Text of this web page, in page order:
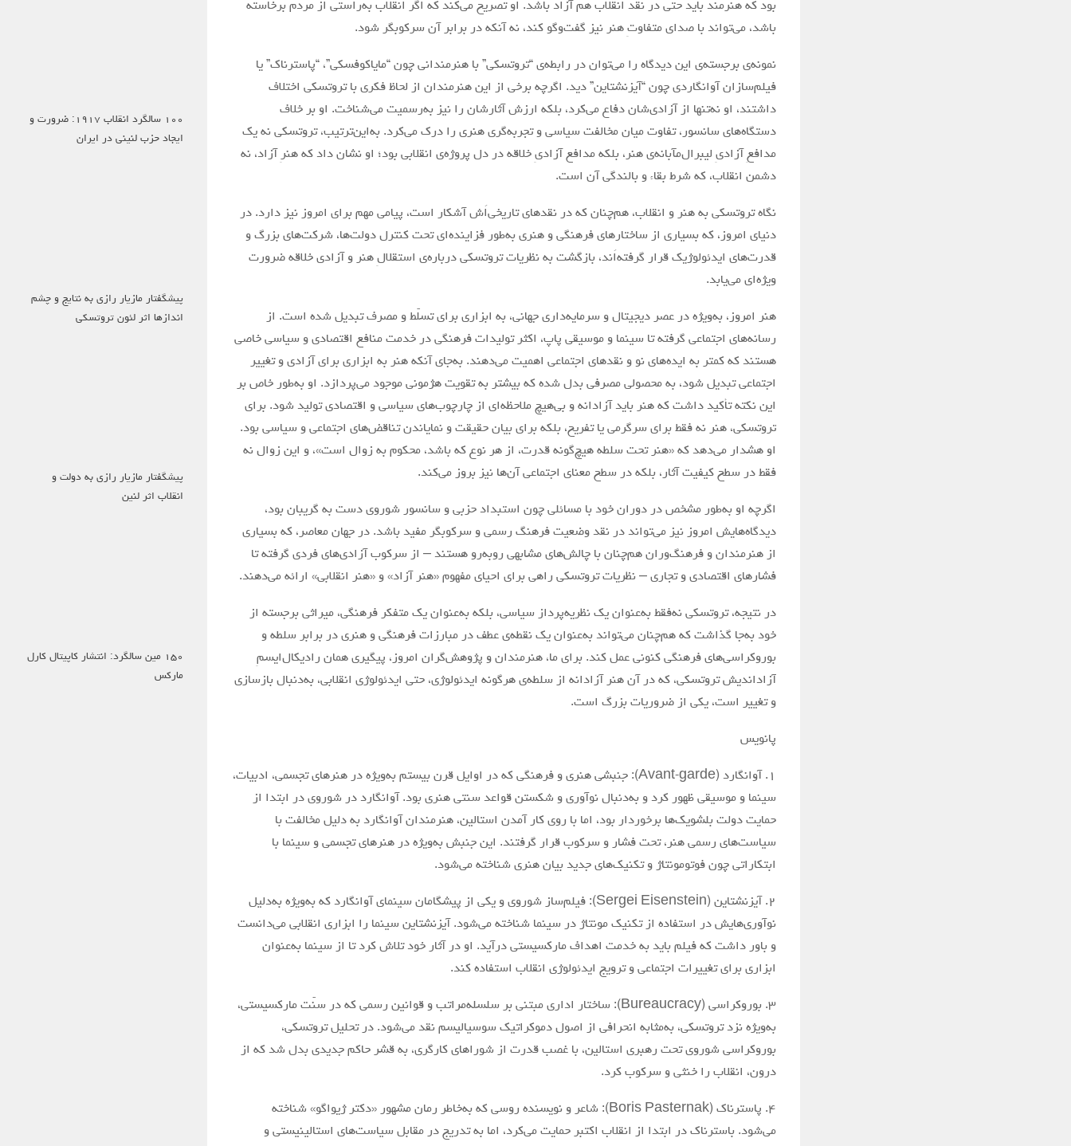
بود که هنرمند باید حتی در نقد انقلاب هم آزاد باشد. او تصریح می‌کند که اگر انقلاب به‌راستی از مردم برخاسته
باشد، می‌تواند با صدای متفاوتِ هنر نیز گفت‌وگو کند، نه آنکه در برابر آن سرکوبگر شود.
نمونه‌ی برجسته‌ی این دیدگاه را می‌توان در رابطه‌ی “تروتسکی” با هنرمندانی چون “مایاکوفسکی”، “پاسترناک” یا
فیلم‌سازان آوانگاردی چون “آیزنشتاین” دید. اگرچه برخی از این هنرمندان از لحاظ فکری با تروتسکی اختلاف
داشتند، او نه‌تنها از آزادی‌شان دفاع می‌کرد، بلکه ارزش آثارشان را نیز به‌رسمیت می‌شناخت. او بر خلاف
دستگاه‌های سانسور، تفاوت میان مخالفت سیاسی و تجربه‌گری هنری را درک می‌کرد. به‌این‌ترتیب، تروتسکی نه یک
مدافعِ آزادیِ لیبرال‌مآبانه‌ی هنر، بلکه مدافع آزادیِ خلاقه در دل پروژه‌ی انقلابی بود؛ او نشان داد که هنرِ آزاد، نه
دشمن انقلاب، که شرط بقاء و بالندگی آن است.
نگاه تروتسکی به هنر و انقلاب، هم‌چنان که در نقدهای تاریخی‌اَش آشکار است، پیامی مهم برای امروز نیز دارد. در
دنیای امروز، که بسیاری از ساختارهای فرهنگی و هنری به‌طور فزاینده‌ای تحت کنترل دولت‌ها، شرکت‌های بزرگ و
قدرت‌های ایدئولوژیک قرار گرفته‌اَند، بازگشت به نظریات تروتسکی درباره‌ی استقلالِ هنر و آزادی خلاقه ضرورت
ویژه‌ای می‌یابد.
هنر امروز، به‌ویژه در عصر دیجیتال و سرمایه‌داری جهانی، به ابزاری برای تسلّط و مصرف تبدیل شده است. از
رسانه‌های اجتماعی گرفته تا سینما و موسیقی پاپ، اکثر تولیدات فرهنگی در خدمت منافع اقتصادی و سیاسی خاصی
هستند که کمتر به ایده‌های نو و نقدهای اجتماعی اهمیت می‌دهند. به‌جای آنکه هنر به ابزاری برای آزادی و تغییر
اجتماعی تبدیل شود، به محصولی مصرفی بدل شده که بیشتر به تقویت هژمونی موجود می‌پردازد. او به‌طور خاص بر
این نکته تأکید داشت که هنر باید آزادانه و بی‌هیچ ملاحظه‌ای از چارچوب‌های سیاسی و اقتصادی تولید شود. برای
تروتسکی، هنر نه فقط برای سرگرمی یا تفریح، بلکه برای بیان حقیقت و نمایاندن تناقض‌های اجتماعی و سیاسی بود.
او هشدار می‌دهد که «هنر تحت سلطه هیچ‌گونه قدرت، از هر نوع که باشد، محکوم به زوال است»، و این زوال نه
فقط در سطح کیفیت آثار، بلکه در سطح معنای اجتماعی آن‌ها نیز بروز می‌کند.
اگرچه او به‌طور مشخص در دوران خود با مسائلی چون استبداد حزبی و سانسور شوروی دست به گریبان بود،
دیدگاه‌هایش امروز نیز می‌تواند در نقد وضعیت فرهنگ رسمی و سرکوبگر مفید باشد. در جهان معاصر، که بسیاری
از هنرمندان و فرهنگ‌وران هم‌چنان با چالش‌های مشابهی روبه‌رو هستند – از سرکوب آزادی‌های فردی گرفته تا
فشارهای اقتصادی و تجاری – نظریات تروتسکی راهی برای احیای مفهوم «هنر آزاد» و «هنر انقلابی» ارائه می‌دهند.
در نتیجه، تروتسکی نه‌فقط به‌عنوان یک نظریه‌پرداز سیاسی، بلکه به‌عنوان یک متفکر فرهنگی، میراثی برجسته از
خود به‌جا گذاشت که هم‌چنان می‌تواند به‌عنوان یک نقطه‌ی عطف در مبارزات فرهنگی و هنری در برابر سلطه و
بوروکراسی‌های فرهنگی کنونی عمل کند. برای ما، هنرمندان و پژوهش‌گران امروز، پیگیری همان رادیکال‌ایسمِ
آزاداندیش تروتسکی، که در آن هنر آزادانه از سلطه‌ی هرگونه ایدئولوژی، حتی ایدئولوژی انقلابی، به‌دنبال بازسازی
و تغییر است، یکی از ضروریات بزرگ است.
پانویس
۱. آوانگارد (Avant-garde): جنبشی هنری و فرهنگی که در اوایل قرن بیستم به‌ویژه در هنرهای تجسمی، ادبیات،
سینما و موسیقی ظهور کرد و به‌دنبال نوآوری و شکستن قواعد سنتی هنری بود. آوانگارد در شوروی در ابتدا از
حمایت دولت بلشویک‌ها برخوردار بود، اما با روی کار آمدن استالین، هنرمندان آوانگارد به دلیل مخالفت با
سیاست‌های رسمی هنر، تحت فشار و سرکوب قرار گرفتند. این جنبش به‌ویژه در هنرهای تجسمی و سینما با
ابتکاراتی چون فوتومونتاژ و تکنیک‌های جدید بیان هنری شناخته می‌شود.
۲. آیزنشتاین (Sergei Eisenstein): فیلم‌ساز شوروی و یکی از پیشگامان سینمای آوانگارد که به‌ویژه به‌دلیل
نوآوری‌هایش در استفاده از تکنیک مونتاژ در سینما شناخته می‌شود. آیزنشتاین سینما را ابزاری انقلابی می‌دانست
و باور داشت که فیلم باید به خدمت اهداف مارکسیستی درآید. او در آثار خود تلاش کرد تا از سینما به‌عنوان
ابزاری برای تغییرات اجتماعی و ترویج ایدئولوژی انقلاب استفاده کند.
۳. بوروکراسی (Bureaucracy): ساختار اداری مبتنی بر سلسله‌مراتب و قوانین رسمی که در سنّت مارکسیستی،
به‌ویژه نزد تروتسکی، به‌مثابه انحرافی از اصول دموکراتیک سوسیالیسم نقد می‌شود. در تحلیل تروتسکی،
بوروکراسی شوروی تحت رهبری استالین، با غصب قدرت از شوراهای کارگری، به قشر حاکم جدیدی بدل شد که از
درون، انقلاب را خنثی و سرکوب کرد.
۴. پاسترناک (Boris Pasternak): شاعر و نویسنده روسی که به‌خاطر رمان مشهور «دکتر ژیواگو» شناخته
می‌شود. باسترناک در ابتدا از انقلاب اکتبر حمایت می‌کرد، اما به تدریج در مقابل سیاست‌های استالینیستی و
۱۰۰ سالگرد انقلاب ۱۹۱۷: ضرورت و
ایجاد حزب لنینی در ایران
پیشگفتار مازیار رازی به نتایج و چشم
اندازها اثر لئون تروتسکی
پیشگفتار مازیار رازی به دولت و
انقلاب اثر لنین
۱۵۰ مین سالگرد: انتشار کاپیتال کارل
مارکس